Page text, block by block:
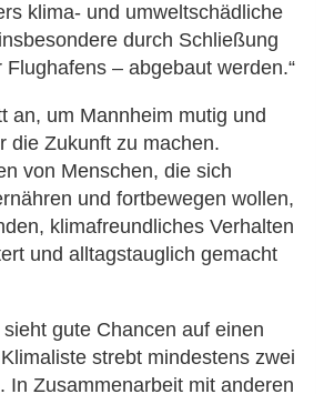
klima- und umweltschädliche
durch Schließung
– abgebaut werden.“
an, um Mannheim mutig und
die Zukunft zu machen.
von Menschen, die sich
und fortbewegen wollen,
klimafreundliches Verhalten
und alltagstauglich gemacht
gute Chancen auf einen
strebt mindestens zwei
In Zusammenarbeit mit anderen